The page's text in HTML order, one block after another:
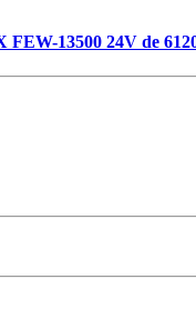
13500 24V de